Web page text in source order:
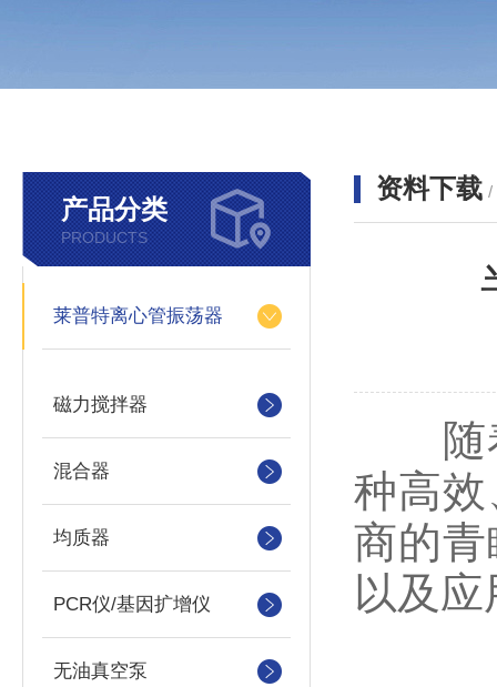
产品分类
PRODUCTS
莱普特离心管振荡器
磁力搅拌器
混合器
均质器
PCR仪/基因扩增仪
无油真空泵
资料下载 /
随着
种高
商的
以及